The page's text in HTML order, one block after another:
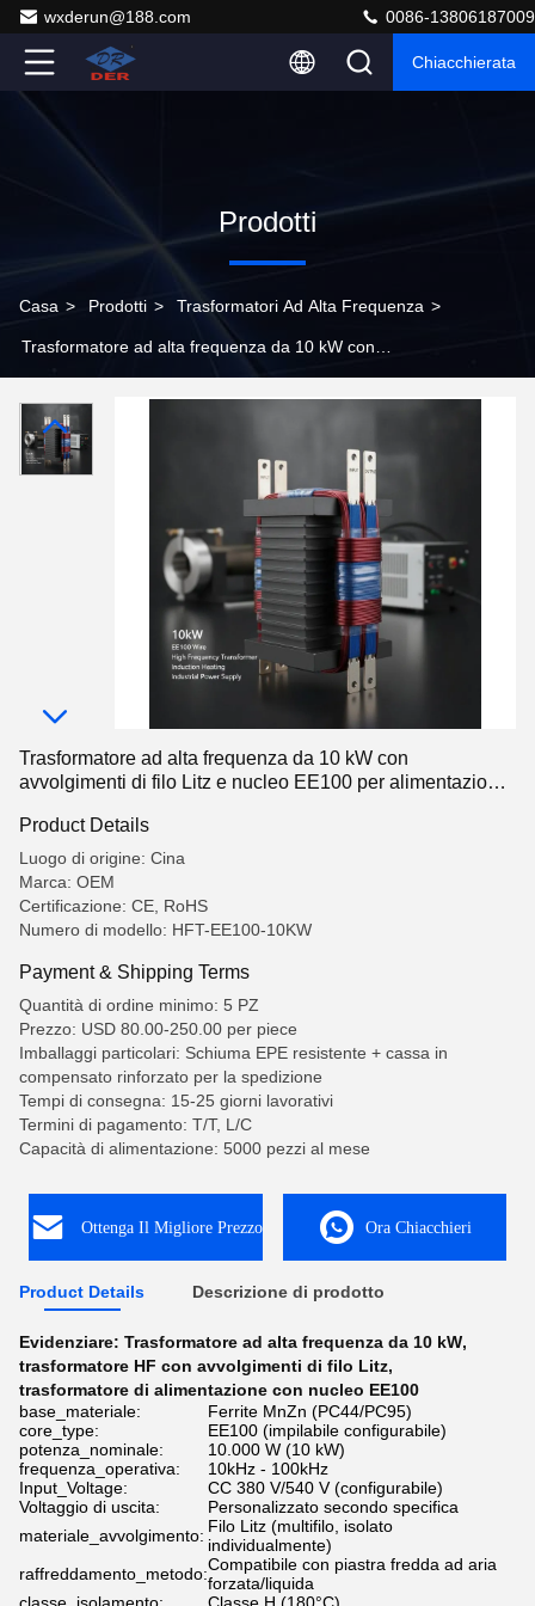
wxderun@188.com 0086-13806187009
Chiacchierata
Prodotti
Casa > Prodotti > Trasformatori Ad Alta Frequenza >
Trasformatore ad alta frequenza da 10 kW con
alimentazione industriale
Trasformatore ad alta frequenza da 10 kW con
avvolgimenti di filo Litz e nucleo EE100 per alimentazione
Product Details
Luogo di origine: Cina
Marca: OEM
Certificazione: CE, RoHS
Numero di modello: HFT-EE100-10KW
Payment & Shipping Terms
Quantità di ordine minimo: 5 PZ
Prezzo: USD 80.00-250.00 per piece
Imballaggi particolari: Schiuma EPE resistente + cassa in
compensato rinforzato per la spedizione
Tempi di consegna: 15-25 giorni lavorativi
Termini di pagamento: T/T, L/C
Capacità di alimentazione: 5000 pezzi al mese
Ottenga Il Migliore Prezzo Ora Chiacchieri
Product Details Descrizione di prodotto
Evidenziare: Trasformatore ad alta frequenza da 10 kW,
trasformatore HF con avvolgimenti di filo Litz,
trasformatore di alimentazione con nucleo EE100
base_materiale:
Ferrite MnZn (PC44/PC95)
core_type:
EE100 (impilabile configurabile)
potenza_nominale:
10.000 W (10 kW)
frequenza_operativa:
10kHz - 100kHz
Input_Voltage:
CC 380 V/540 V (configurabile)
Voltaggio di uscita:
Personalizzato secondo specifica
materiale_avvolgimento: Filo Litz (multifilo, isolato
individualmente)
raffreddamento_metodo:Compatibile con piastra fredda ad aria
forzata/liquida